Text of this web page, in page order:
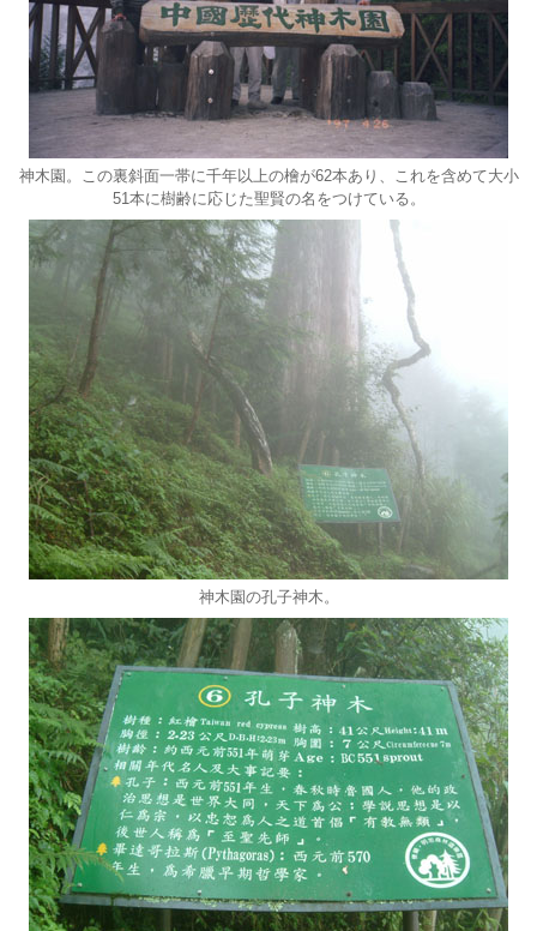
神木園。この裏斜面一帯に千年以上の檜が62本あり、これを含めて大小
51本に樹齢に応じた聖賢の名をつけている。
神木園の孔子神木。